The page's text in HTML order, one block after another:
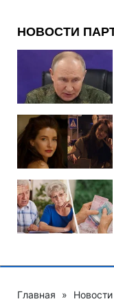
Главная » Новости